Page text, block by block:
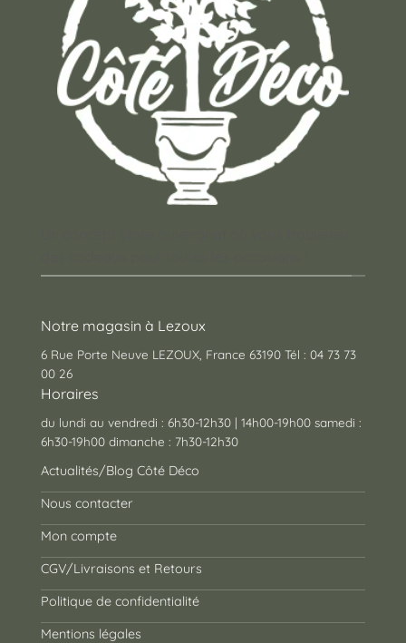
Notre magasin à Lezoux
6 Rue Porte Neuve LEZOUX, France 63190 Tél : 04 73 73
00 26
Horaires
du lundi au vendredi : 6h30-12h30 | 14h00-19h00 samedi :
6h30-19h00 dimanche : 7h30-12h30
Actualités/Blog Côté Déco
Nous contacter
Mon compte
CGV/Livraisons et Retours
Politique de confidentialité
Mentions légales